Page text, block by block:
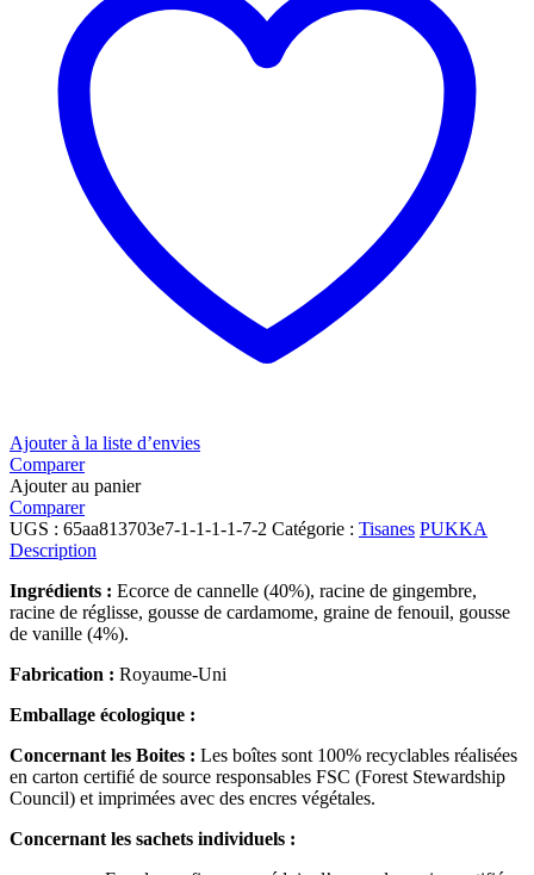
Ajouter à la liste d’envies
Comparer
Ajouter au panier
Comparer
UGS : 65aa813703e7-1-1-1-1-7-2 Catégorie : Tisanes PUKKA
Description
Ingrédients : Ecorce de cannelle (40%), racine de gingembre,
racine de réglisse, gousse de cardamome, graine de fenouil, gousse
de vanille (4%).
Fabrication : Royaume-Uni
Emballage écologique :
Concernant les Boites : Les boîtes sont 100% recyclables réalisées
en carton certifié de source responsables FSC (Forest Stewardship
Council) et imprimées avec des encres végétales.
Concernant les sachets individuels :